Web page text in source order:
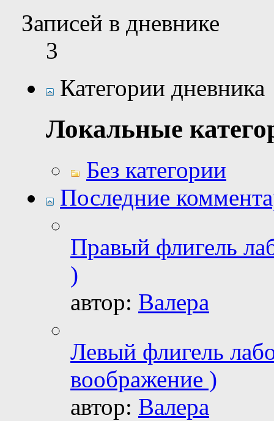
Записей в дневнике
3
Категории дневника
Локальные
Без категории
Последние
Правый флигель
)
автор: Валера
Левый флигель
воображение )
автор: Валера